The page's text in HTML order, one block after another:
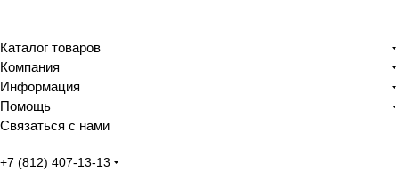
Каталог товаров
Компания
Информация
Помощь
Связаться с нами
+7 (812) 407-13-13